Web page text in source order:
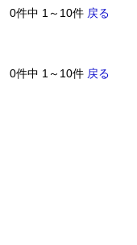
0件中 1～10件 戻る
0件中 1～10件 戻る